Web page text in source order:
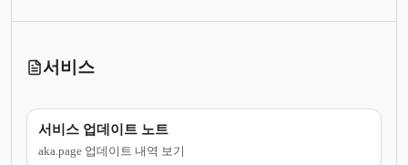
서비스
서비스 업데이트 노트
aka.page 업데이트 내역 보기